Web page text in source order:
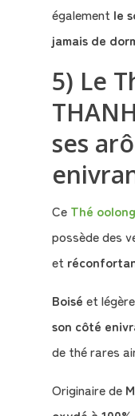
également le
jamais de
5) Le
ses
Ce Thé
possède des
et
Boisé et
son côté
de thé rares
Originaire de